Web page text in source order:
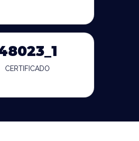
CERTIFICADO